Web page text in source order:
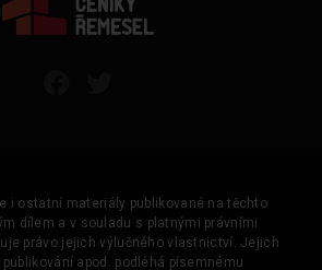
i ostatní materiály publikované na těchto
dílem a v souladu s platnými právními
právo jejich výlučného vlastnictví. Jejich
apod. podléhá písemnému